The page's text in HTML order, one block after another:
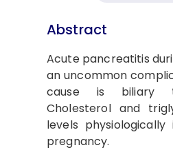
Abstract
Acute pancreatitis
an uncommon
cause is biliary
Cholesterol and
levels
pregnancy.